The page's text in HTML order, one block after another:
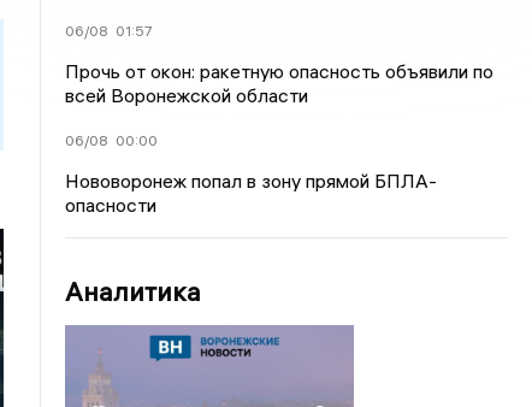
06/08 01:57
Прочь от окон: ракетную опасность объявили по
всей Воронежской области
06/08 00:00
Нововоронеж попал в зону прямой БПЛА-
опасности
Аналитика